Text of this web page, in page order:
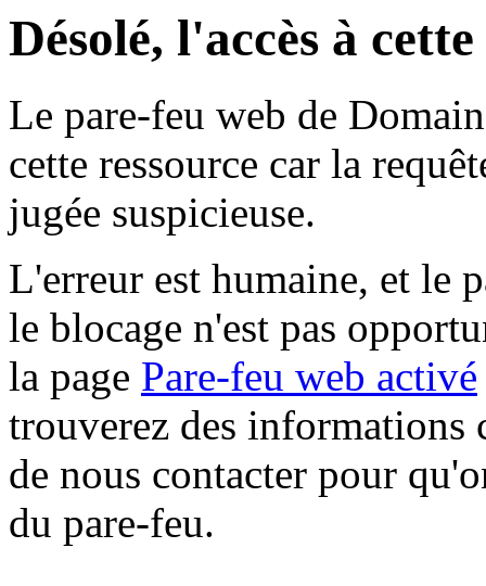
Désolé, l'accès à
Le pare-feu web de
cette ressource car la
jugée suspicieuse.
L'erreur est humaine, et le
le blocage n'est pas
la page Pare-feu web activé
trouverez des informations
de nous contacter pour
du pare-feu.